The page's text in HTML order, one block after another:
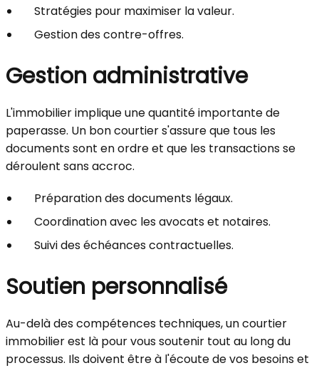
Stratégies pour maximiser la valeur.
Gestion des contre-offres.
Gestion administrative
L'immobilier implique une quantité importante de
paperasse. Un bon courtier s'assure que tous les
documents sont en ordre et que les transactions se
déroulent sans accroc.
Préparation des documents légaux.
Coordination avec les avocats et notaires.
Suivi des échéances contractuelles.
Soutien personnalisé
Au-delà des compétences techniques, un courtier
immobilier est là pour vous soutenir tout au long du
processus. Ils doivent être à l'écoute de vos besoins et